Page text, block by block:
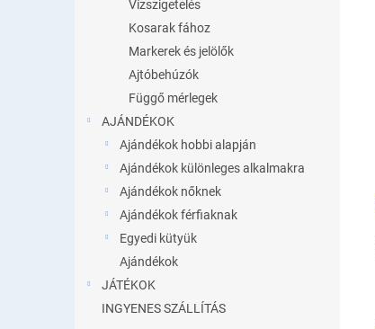
Vízszigetelés
Kosarak fához
Markerek és jelölők
Ajtóbehúzók
Függő mérlegek
AJÁNDÉKOK
Ajándékok hobbi alapján
Ajándékok különleges alkalmakra
Ajándékok nőknek
Ajándékok férfiaknak
Egyedi kütyük
Ajándékok
JÁTÉKOK
INGYENES SZÁLLÍTÁS